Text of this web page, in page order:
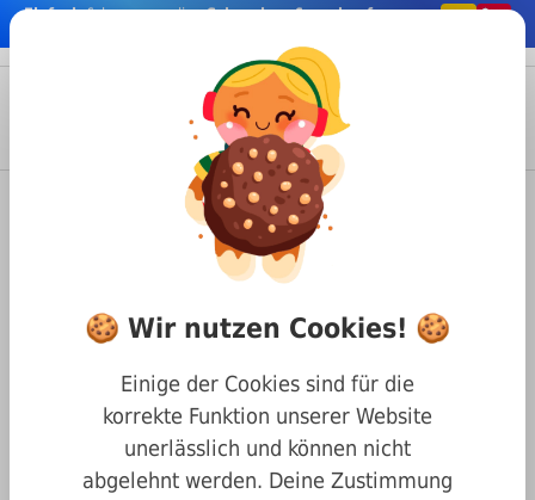
springen
Einfach& bequem onlineSchrauben & co. kaufen
Anmelden
Befestigungstechnik Muttern
DIN 917 Hutmuttern flache Form
Hutmutter flache Form DIN 917
A2 M10
🍪 Wir nutzen Cookies! 🍪
Einige der Cookies sind für die
korrekte Funktion unserer Website
unerlässlich und können nicht
abgelehnt werden. Deine Zustimmung